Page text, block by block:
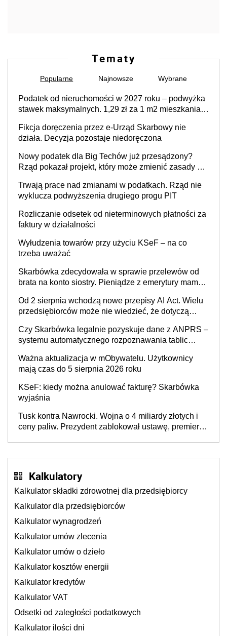
Tematy
Popularne Najnowsze Wybrane
Podatek od nieruchomości w 2027 roku – podwyżka
stawek maksymalnych. 1,29 zł za 1 m2 mieszkania,
prowadzeniem działalności gospodarczej
Fikcja doręczenia przez e-Urząd Skarbowy nie
działa. Decyzja pozostaje niedoręczona
Nowy podatek dla Big Techów już przesądzony?
Rząd pokazał projekt, który może zmienić zasady gry
Trwają prace nad zmianami w podatkach. Rząd nie
wyklucza podwyższenia drugiego progu PIT
Rozliczanie odsetek od nieterminowych płatności za
faktury w działalności
Wyłudzenia towarów przy użyciu KSeF – na co
trzeba uważać
Skarbówka zdecydowała w sprawie przelewów od
brata na konto siostry. Pieniądze z emerytury mamy
będzie
Od 2 sierpnia wchodzą nowe przepisy AI Act. Wielu
przedsiębiorców może nie wiedzieć, że dotyczą
Czy Skarbówka legalnie pozyskuje dane z ANPRS –
systemu automatycznego rozpoznawania tablic
Ważna aktualizacja w mObywatelu. Użytkownicy
mają czas do 5 sierpnia 2026 roku
KSeF: kiedy można anulować fakturę? Skarbówka
wyjaśnia
Tusk kontra Nawrocki. Wojna o 4 miliardy złotych i
ceny paliw. Prezydent zablokował ustawę, premier
Kalkulatory
Kalkulator składki zdrowotnej dla przedsiębiorcy
Kalkulator dla przedsiębiorców
Kalkulator wynagrodzeń
Kalkulator umów zlecenia
Kalkulator umów o dzieło
Kalkulator kosztów energii
Kalkulator kredytów
Kalkulator VAT
Odsetki od zaległości podatkowych
Kalkulator ilości dni